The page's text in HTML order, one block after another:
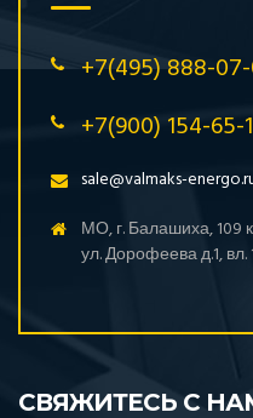
+7(495) 888-
+7(900) 154-65-
sale@valmaks-
МО, г. Балашиха, 109
ул. Дорофеева д.1, вл.
СВЯЖИТЕСЬ С